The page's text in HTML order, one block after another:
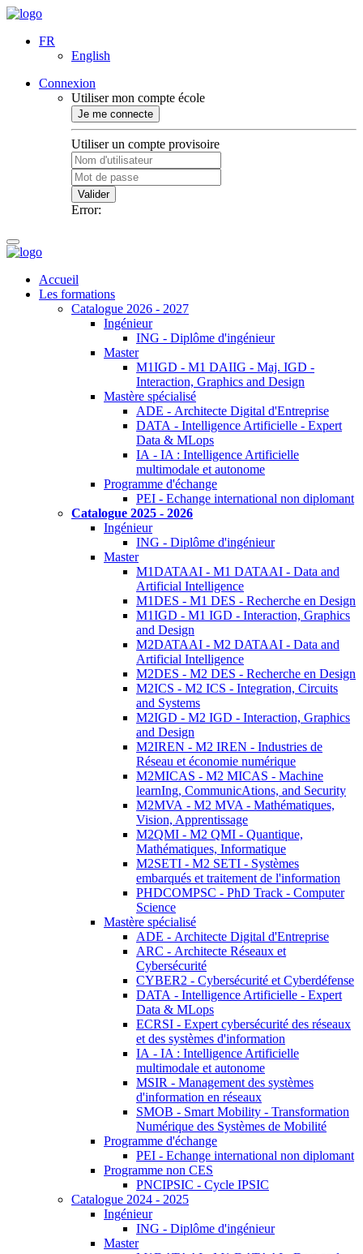
FR
English
Connexion
Utiliser mon compte école
Je me connecte
Utiliser un compte provisoire
Valider
Error:
Accueil
Les formations
Catalogue 2026 - 2027
Ingénieur
ING - Diplôme d'ingénieur
Master
M1IGD - M1 DAIIG - Maj. IGD -
Interaction, Graphics and Design
Mastère spécialisé
ADE - Architecte Digital d'Entreprise
DATA - Intelligence Artificielle - Expert
Data & MLops
IA - IA : Intelligence Artificielle
multimodale et autonome
Programme d'échange
PEI - Echange international non diplomant
Catalogue 2025 - 2026
Ingénieur
ING - Diplôme d'ingénieur
Master
M1DATAAI - M1 DATAAI - Data and
Artificial Intelligence
M1DES - M1 DES - Recherche en Design
M1IGD - M1 IGD - Interaction, Graphics
and Design
M2DATAAI - M2 DATAAI - Data and
Artificial Intelligence
M2DES - M2 DES - Recherche en Design
M2ICS - M2 ICS - Integration, Circuits
and Systems
M2IGD - M2 IGD - Interaction, Graphics
and Design
M2IREN - M2 IREN - Industries de
Réseau et économie numérique
M2MICAS - M2 MICAS - Machine
learnIng, CommunicAtions, and Security
M2MVA - M2 MVA - Mathématiques,
Vision, Apprentissage
M2QMI - M2 QMI - Quantique,
Mathématiques, Informatique
M2SETI - M2 SETI - Systèmes
embarqués et traitement de l'information
PHDCOMPSC - PhD Track - Computer
Science
Mastère spécialisé
ADE - Architecte Digital d'Entreprise
ARC - Architecte Réseaux et
Cybersécurité
CYBER2 - Cybersécurité et Cyberdéfense
DATA - Intelligence Artificielle - Expert
Data & MLops
ECRSI - Expert cybersécurité des réseaux
et des systèmes d'information
IA - IA : Intelligence Artificielle
multimodale et autonome
MSIR - Management des systèmes
d'information en réseaux
SMOB - Smart Mobility - Transformation
Numérique des Systèmes de Mobilité
Programme d'échange
PEI - Echange international non diplomant
Programme non CES
PNCIPSIC - Cycle IPSIC
Catalogue 2024 - 2025
Ingénieur
ING - Diplôme d'ingénieur
Master